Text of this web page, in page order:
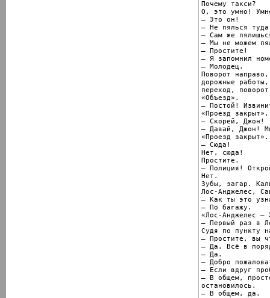
Почему такси?
О, это умно!
– Это он!
– Не пялься
– Сам же
– Мы не можем
– Простите!
– Я запомнил
– Молодец.
Поворот
дорожные
переход,
«Объезд».
– Постой!
«Проезд закрыт».
– Скорей, Джон!
– Давай, Джон!
«Проезд закрыт».
– Сюда!
Нет, сюда!
Простите.
– Полиция!
Нет.
Зубы, загар.
Лос-Анджелес,
– Как ты это
– По багажу.
«Лос-Анджелес –
– Первый раз в
Судя по пункту
– Простите, вы
– Да. Всё в
– Да.
– Добро
– Если вдруг
– В общем,
остановилось.
– В общем, да.